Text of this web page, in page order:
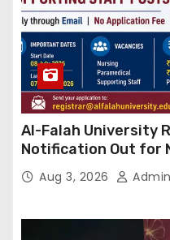
Al-Falah University
Notification Out for
Supporting Staff
Aug 3, 2026 Admin